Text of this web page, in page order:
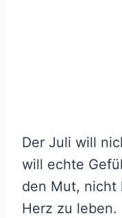
Der Juli will
will echte
den Mut, nicht
Herz zu leben.